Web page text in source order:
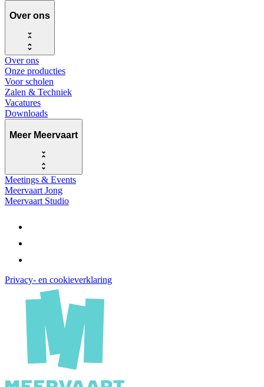
Over ons
Over ons
Onze producties
Voor scholen
Zalen & Techniek
Vacatures
Downloads
Meer Meervaart
Meetings & Events
Meervaart Jong
Meervaart Studio
Privacy- en cookieverklaring